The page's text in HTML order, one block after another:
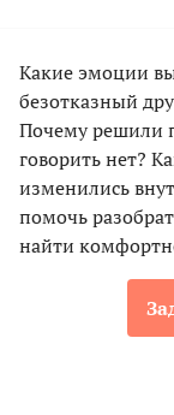
Какие эмоции
безотказный
Почему решили
говорить нет?
изменились
помочь
найти